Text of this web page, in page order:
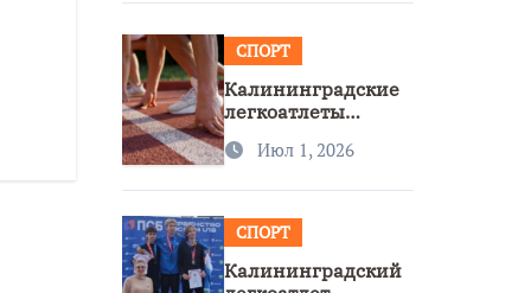
СПОРТ
Калининградские
легкоатлеты
бронзы на
Июл 1, 2026
СПОРТ
Калининградский